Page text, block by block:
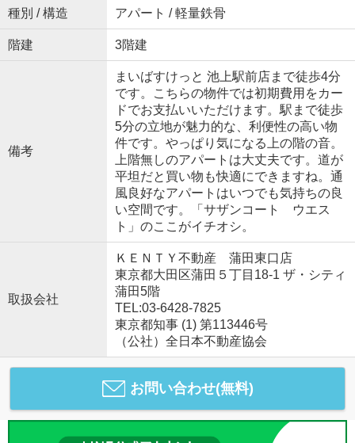
種別 / 構造 アパート / 軽量鉄骨
階建 3階建
備考
まいばすけっと 池上駅前店まで徒歩4分
です。こちらの物件では初期費用をカー
ドでお支払いいただけます。駅まで徒歩
5分の立地が魅力的な、利便性の高い物
件です。やっぱり気になる上の階の音。
上階無しのアパートは大丈夫です。道が
平坦だと買い物も快適にできますね。通
風良好なアパートはいつでも気持ちの良
い空間です。「サザンコート ウエス
ト」のここがイチオシ。
取扱会社
ＫＥＮＴＹ不動産 蒲田東口店
東京都大田区蒲田５丁目18-1 ザ・シティ
蒲田5階
TEL:03-6428-7825
東京都知事 (1) 第113446号
（公社）全日本不動産協会
お問い合わせ(無料)